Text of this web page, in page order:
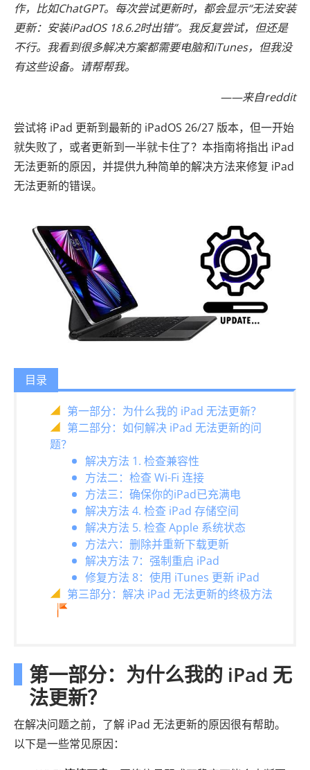
作，比如ChatGPT。每次尝试更新时，都会显示“无法安装
更新：安装iPadOS 18.6.2时出错”。我反复尝试，但还是
不行。我看到很多解决方案都需要电脑和iTunes，但我没
有这些设备。请帮帮我。
——来自reddit
尝试将 iPad 更新到最新的 iPadOS 26/27 版本，但一开始
就失败了，或者更新到一半就卡住了？本指南将指出 iPad
无法更新的原因，并提供九种简单的解决方法来修复 iPad
无法更新的错误。
目录
第一部分：为什么我的 iPad 无法更新？
第二部分：如何解决 iPad 无法更新的问
题？
解决方法 1. 检查兼容性
方法二：检查 Wi-Fi 连接
方法三：确保你的iPad已充满电
解决方法 4. 检查 iPad 存储空间
解决方法 5. 检查 Apple 系统状态
方法六：删除并重新下载更新
解决方法 7：强制重启 iPad
修复方法 8：使用 iTunes 更新 iPad
第三部分：解决 iPad 无法更新的终极方法
第一部分：为什么我的 iPad 无
法更新？
在解决问题之前，了解 iPad 无法更新的原因很有帮助。
以下是一些常见原因：